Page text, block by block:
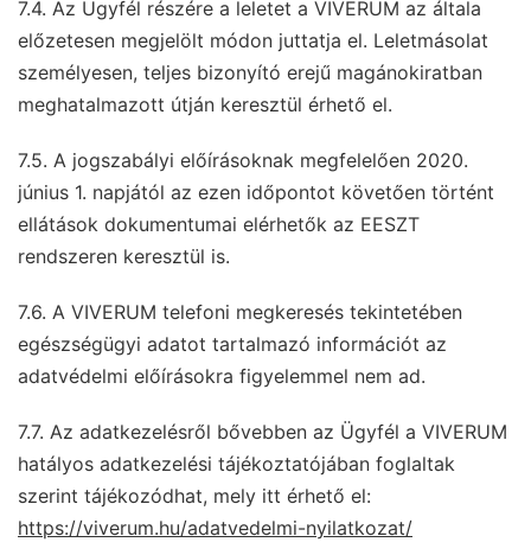
7.4. Az Ügyfél részére a leletet a VIVERUM az általa
előzetesen megjelölt módon juttatja el. Leletmásolat
személyesen, teljes bizonyító erejű magánokiratban
meghatalmazott útján keresztül érhető el.
7.5. A jogszabályi előírásoknak megfelelően 2020.
június 1. napjától az ezen időpontot követően történt
ellátások dokumentumai elérhetők az EESZT
rendszeren keresztül is.
7.6. A VIVERUM telefoni megkeresés tekintetében
egészségügyi adatot tartalmazó információt az
adatvédelmi előírásokra figyelemmel nem ad.
7.7. Az adatkezelésről bővebben az Ügyfél a VIVERUM
hatályos adatkezelési tájékoztatójában foglaltak
szerint tájékozódhat, mely itt érhető el:
https://viverum.hu/adatvedelmi-nyilatkozat/